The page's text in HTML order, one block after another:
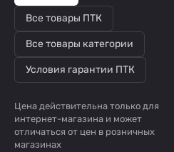
Все товары ПТК
Все товары категории
Условия гарантии ПТК
Цена действительна только для
интернет-магазина и может
отличаться от цен в розничных
магазинах